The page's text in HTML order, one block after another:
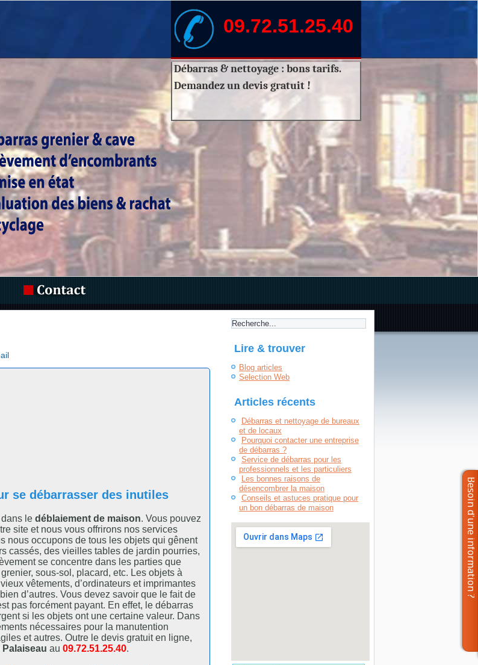
Débarras & nettoyage : bons tarifs.
Demandez undevis gratuit !
09.72.51.25.40
se débarrasser des inutiles
le déblaiement de maison. Vous pouvez
site et nous vous offrirons nos services
nous occupons de tous les objets qui gênent
cassés, des vieilles tables de jardin pourries,
se concentre dans les parties que
sous-sol, placard, etc. Les objets à
vêtements, d’ordinateurs et imprimantes
d’autres. Vous devez savoir que le fait de
pas forcément payant. En effet, le débarras
si les objets ont une certaine valeur. Dans
nécessaires pour la manutention
et autres. Outre le devis gratuit en ligne,
Palaiseau au 09.72.51.25.40.
Lire & trouver
Blog articles
Selection Web
Articles récents
Débarras et nettoyage de bureaux
et de locaux
Pourquoi contacter une entreprise
de débarras ?
Service de débarras pour les
professionnels et les particuliers
Les bonnes raisons de
désencombrer la maison
Conseils et astuces pratique pour
un bon débarras de maison